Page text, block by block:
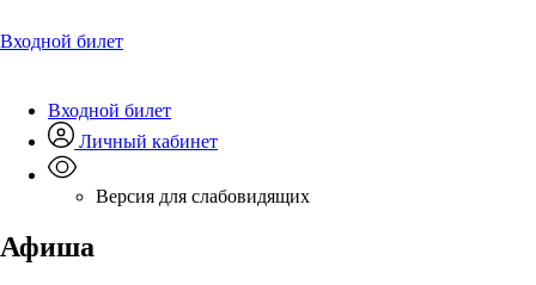
Входной билет
Входной билет
Личный кабинет
Версия для слабовидящих
Афиша